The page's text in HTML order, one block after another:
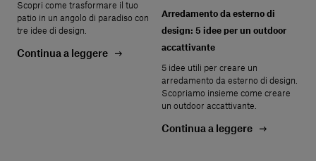
Scopri come trasformare il tuo
patio in un angolo di paradiso con
tre idee di design.
Continua a leggere
Arredamento da esterno di
design: 5 idee per un outdoor
accattivante
5 idee utili per creare un
arredamento da esterno di design.
Scopriamo insieme come creare
un outdoor accattivante.
Continua a leggere